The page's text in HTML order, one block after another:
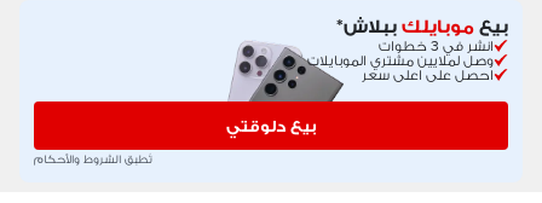
بيعموبايلكببلاش*
انشر في 3 خطوات
وصل لملايين مشتري الموبايلات
احصل على اعلى سعر
بيع دلوقتي
تُطبق الشروط والأحكام